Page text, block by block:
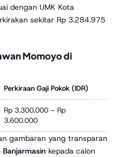
dengan UMK Kota
sekitar Rp 3.284.975
Momoyo di
Perkiraan Gaji Pokok (IDR)
Rp 3.300.000 – Rp
3.600.000
gambaran yang transparan
Banjarmasin kepada calon